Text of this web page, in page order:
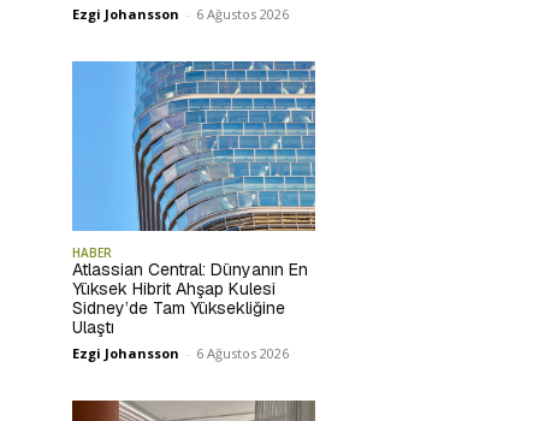
Ezgi Johansson - 6 Ağustos 2026
HABER
Atlassian Central: Dünyanın En
Yüksek Hibrit Ahşap Kulesi
Sidney’de Tam Yüksekliğine
Ulaştı
Ezgi Johansson - 6 Ağustos 2026